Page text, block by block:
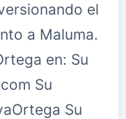
el
a Maluma.
en: Su
Su
Su